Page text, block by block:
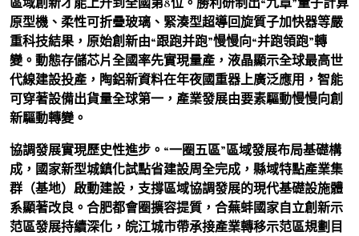
原型機、柔性可折疊玻璃、緊湊型超導回旋質子加快器等嚴
重科技結果，原始創新由“跟跑并跑”慢慢向“并跑領跑”轉
變。動態存儲芯片全國率先實現量產，液晶顯示全球最高世
代線建設投產，陶鋁新資料在年夜國重器上廣泛應用，智能
可穿著設備出貨量全球第一，產業發展由要素驅動慢慢向創
新驅動轉變。
協調發展實現歷史性進步。“一圈五區”區域發展布局基礎構
成，國家新型城鎮化試點省建設周全完成，縣域特點產業集
群（基地）啟動建設，支撐區域協調發展的現代基礎設施體
系顯著改良。合肥都會圈擴容提質，合蕪蚌國家自立創新示
范區發展持續深化，皖江城市帶承接產業轉移示范區規劃目